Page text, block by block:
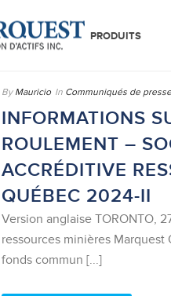
PRODUITS
By Mauricio In Communiqués de presse
INFORMATIONS
ROULEMENT –
ACCRÉDITIVE
QUÉBEC 2024-II
Version anglaise TORONTO,
ressources minières
fonds commun [...]